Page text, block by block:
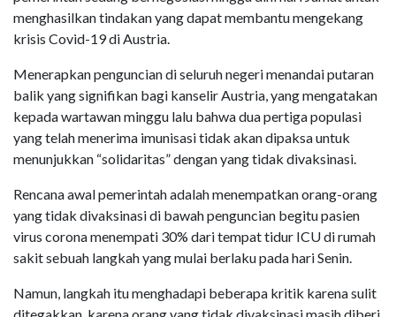
menghasilkan tindakan yang dapat membantu mengekang
krisis Covid-19 di Austria.
Menerapkan penguncian di seluruh negeri menandai putaran
balik yang signifikan bagi kanselir Austria, yang mengatakan
kepada wartawan minggu lalu bahwa dua pertiga populasi
yang telah menerima imunisasi tidak akan dipaksa untuk
menunjukkan “solidaritas” dengan yang tidak divaksinasi.
Rencana awal pemerintah adalah menempatkan orang-orang
yang tidak divaksinasi di bawah penguncian begitu pasien
virus corona menempati 30% dari tempat tidur ICU di rumah
sakit sebuah langkah yang mulai berlaku pada hari Senin.
Namun, langkah itu menghadapi beberapa kritik karena sulit